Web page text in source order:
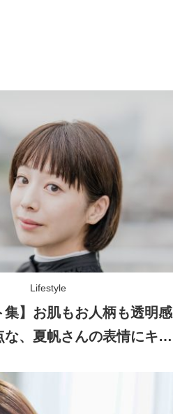
Lifestyle
集】お肌もお人柄も透明感
な、夏帆さんの表情にキュ